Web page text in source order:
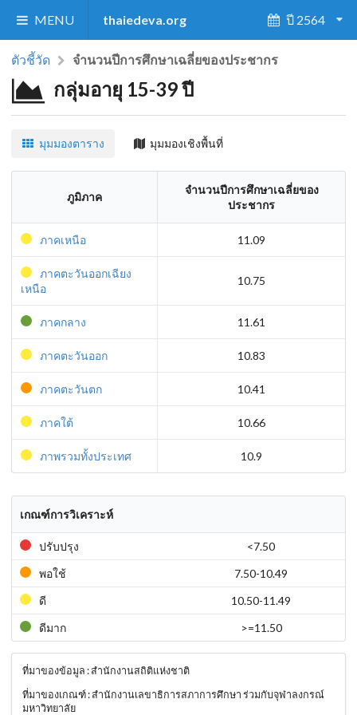
MENU thaiedeva.org ปี 2564
ตัวชี้วัด จำนวนปีการศึกษาเฉลี่ยของประชากร
กลุ่มอายุ 15-39 ปี
มุมมองตาราง มุมมองเชิงพื้นที่
ภูมิภาค
จำนวนปีการศึกษาเฉลี่ยของ
ประชากร
ภาคเหนือ 11.09
ภาคตะวันออกเฉียง
เหนือ
10.75
ภาคกลาง 11.61
ภาคตะวันออก 10.83
ภาคตะวันตก 10.41
ภาคใต้ 10.66
ภาพรวมทั้งประเทศ 10.9
เกณฑ์การวิเคราะห์
ปรับปรุง
<7.50
พอใช้
7.50-10.49
ดี
10.50-11.49
ดีมาก
>=11.50
ที่มาของข้อมูล : สำนักงานสถิติแห่งชาติ
ที่มาของเกณฑ์ : สำนักงานเลขาธิการสภาการศึกษา ร่วมกับจุฬาลงกรณ์
มหาวิทยาลัย